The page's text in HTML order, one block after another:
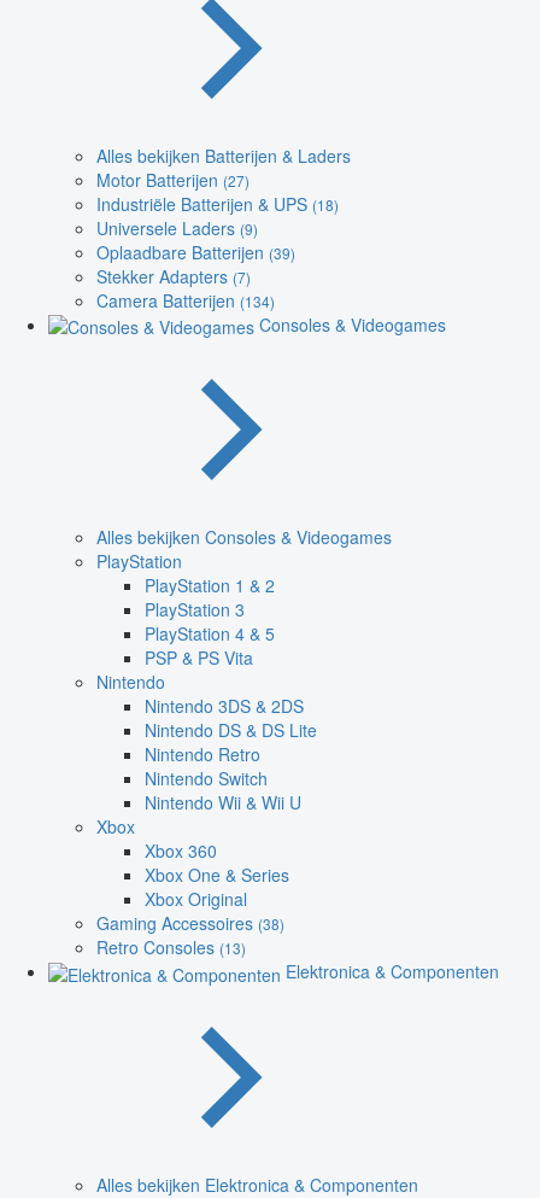
Alles bekijken Batterijen & Laders
Motor Batterijen (27)
Industriële Batterijen & UPS (18)
Universele Laders (9)
Oplaadbare Batterijen (39)
Stekker Adapters (7)
Camera Batterijen (134)
Consoles & Videogames
Alles bekijken Consoles & Videogames
PlayStation
PlayStation 1 & 2
PlayStation 3
PlayStation 4 & 5
PSP & PS Vita
Nintendo
Nintendo 3DS & 2DS
Nintendo DS & DS Lite
Nintendo Retro
Nintendo Switch
Nintendo Wii & Wii U
Xbox
Xbox 360
Xbox One & Series
Xbox Original
Gaming Accessoires (38)
Retro Consoles (13)
Elektronica & Componenten
Alles bekijken Elektronica & Componenten